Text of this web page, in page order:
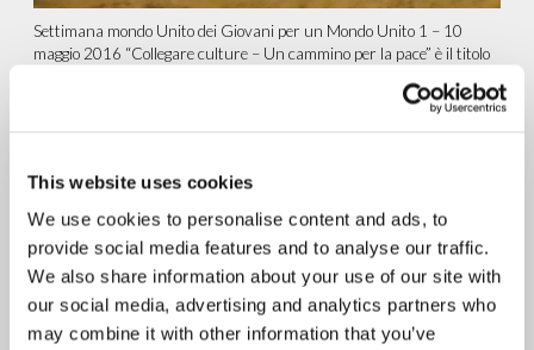
This website uses cookies
We use cookies to personalise content and ads, to
provide social media features and to analyse our traffic.
We also share information about your use of our site with
our social media, advertising and analytics partners who
may combine it with other information that you’ve
Settimana mondo Unito dei Giovani per un Mondo Unito 1 – 10
maggio 2016 “Collegare culture – Un cammino per la pace” è il titolo
Ginevra: New Humanity
coordina il Forum CINGO di
Ginevra